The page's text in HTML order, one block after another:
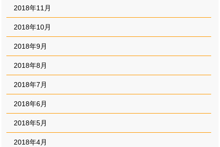
2018年11月
2018年10月
2018年9月
2018年8月
2018年7月
2018年6月
2018年5月
2018年4月